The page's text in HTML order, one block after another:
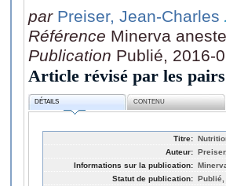
par Preiser, Jean-Charles
Référence Minerva
Publication Publié, 2016-
Article révisé par les pairs
DÉTAILS CONTENU
Titre:
Auteur:
Informations sur la publication:
Statut de publication: Publié,